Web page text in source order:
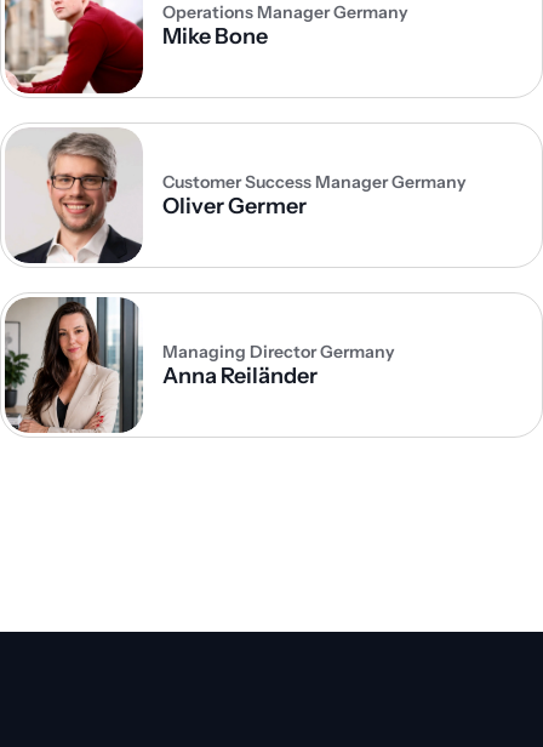
Operations Manager Germany
Mike Bone
Customer Success Manager Germany
Oliver Germer
Managing Director Germany
Anna Reiländer